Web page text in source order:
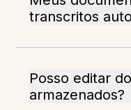
transcritos
Posso editar
armazenados?